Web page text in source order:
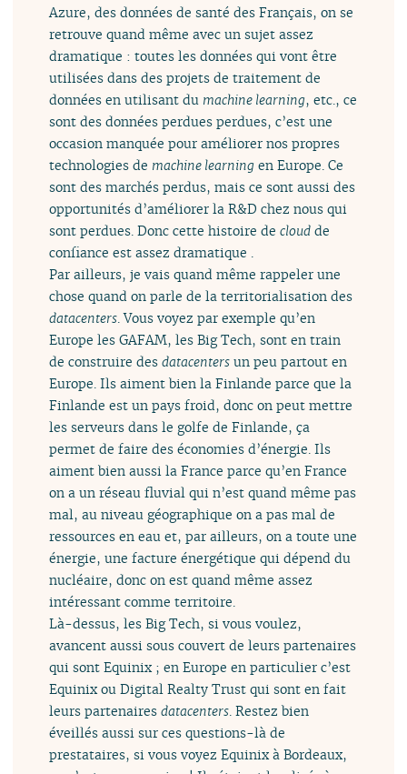
Azure, des données de santé des Français, on se
retrouve quand même avec un sujet assez
dramatique : toutes les données qui vont être
utilisées dans des projets de traitement de
données en utilisant du machine learning, etc., ce
sont des données perdues perdues, c’est une
occasion manquée pour améliorer nos propres
technologies de machine learning en Europe. Ce
sont des marchés perdus, mais ce sont aussi des
opportunités d’améliorer la R&D chez nous qui
sont perdues. Donc cette histoire decloud de
confiance est assez dramatique .
Par ailleurs, je vais quand même rappeler une
chose quand on parle de la territorialisation des
datacenters . Vous voyez par exemple qu’en
Europe les GAFAM, les Big Tech, sont en train
de construire desdatacenters un peu partout en
Europe. Ils aiment bien la Finlande parce que la
Finlande est un pays froid, donc on peut mettre
les serveurs dans le golfe de Finlande, ça
permet de faire des économies d’énergie. Ils
aiment bien aussi la France parce qu’en France
on a un réseau fluvial qui n’est quand même pas
mal, au niveau géographique on a pas mal de
ressources en eau et, par ailleurs, on a toute une
énergie, une facture énergétique qui dépend du
nucléaire, donc on est quand même assez
intéressant comme territoire.
Là-dessus, les Big Tech, si vous voulez,
avancent aussi sous couvert de leurs partenaires
qui sont Equinix ; en Europe en particulier c’est
Equinix ou Digital Realty Trust qui sont en fait
leurs partenairesdatacenters . Restez bien
éveillés aussi sur ces questions-là de
prestataires, si vous voyez Equinix à Bordeaux,